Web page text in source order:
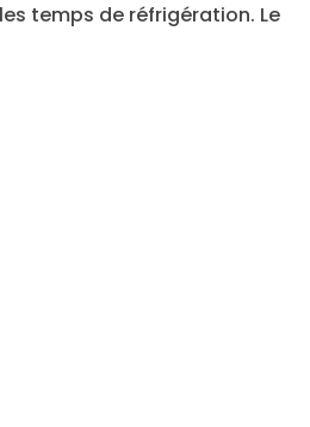
temps de réfrigération. Le